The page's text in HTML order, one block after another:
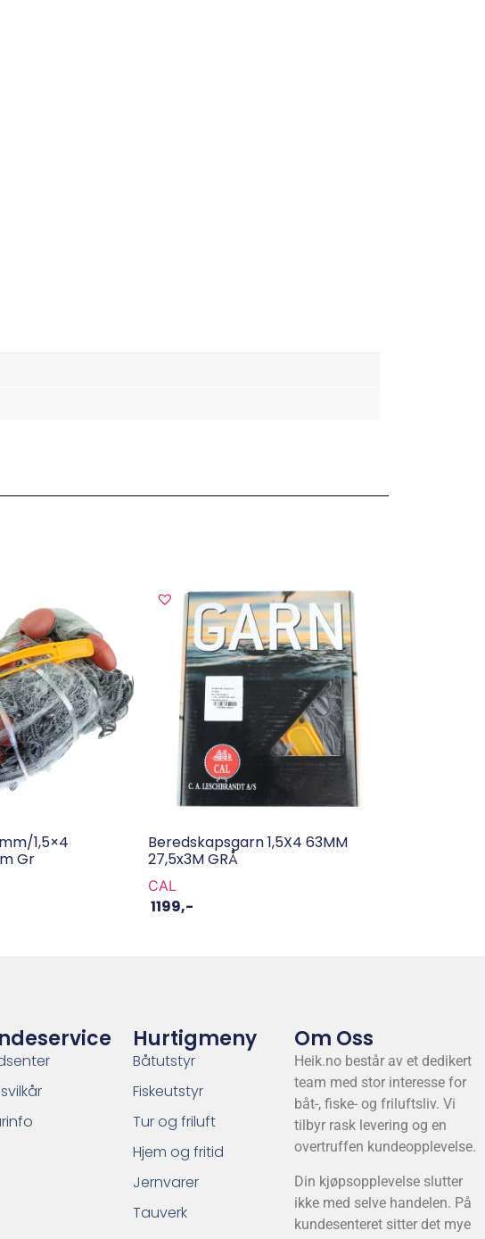
1,5×4
Gr
Beredskapsgarn 1,5X4 63MM
27,5x3M GRÅ
CAL
1199,-
Hurtigmeny
Båtutstyr
Fiskeutstyr
Tur og friluft
Hjem og fritid
Jernvarer
Tauverk
Om Oss
Heik.no består av et dedikert
team med stor interesse for
båt-, fiske- og friluftsliv. Vi
tilbyr rask levering og en
overtruffen kundeopplevelse.
Din kjøpsopplevelse slutter
ikke med selve handelen. På
kundesenteret sitter det mye